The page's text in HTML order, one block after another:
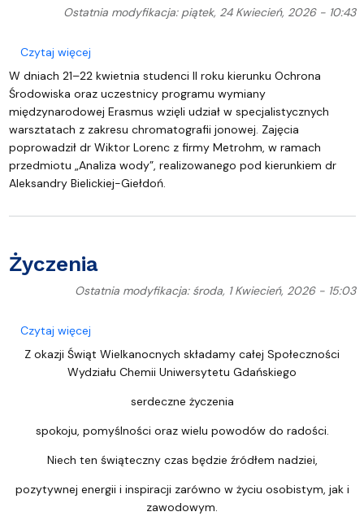
Ostatnia modyfikacja: piątek, 24 Kwiecień, 2026 - 10:43
Czytaj więcejo Warsztaty z zakresu chromatografii jonowej
W dniach 21–22 kwietnia studenci II roku kierunku Ochrona
Środowiska oraz uczestnicy programu wymiany
międzynarodowej Erasmus wzięli udział w specjalistycznych
warsztatach z zakresu chromatografii jonowej. Zajęcia
poprowadził dr Wiktor Lorenc z firmy Metrohm, w ramach
przedmiotu „Analiza wody”, realizowanego pod kierunkiem dr
Aleksandry Bielickiej-Giełdoń.
Życzenia
Ostatnia modyfikacja: środa, 1 Kwiecień, 2026 - 15:03
Czytaj więcejo Życzenia
Z okazji Świąt Wielkanocnych składamy całej Społeczności
Wydziału Chemii Uniwersytetu Gdańskiego
serdeczne życzenia
spokoju, pomyślności oraz wielu powodów do radości.
Niech ten świąteczny czas będzie źródłem nadziei,
pozytywnej energii i inspiracji zarówno w życiu osobistym, jak i
zawodowym.